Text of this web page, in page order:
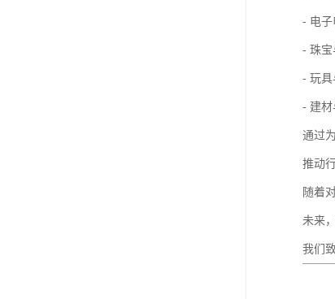
- 电子
- 珠宝
- 玩具
- 建材
通过
推动
随着
未来
我们